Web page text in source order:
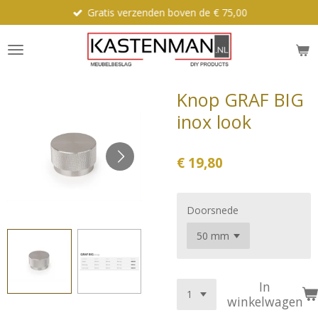
direct
naar
de
Gratis verzenden boven de € 75,00
Knop GRAF BIG
inox look
€ 19,80
Doorsnede
In
winkelwagen